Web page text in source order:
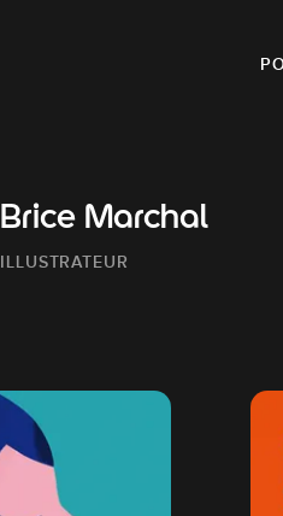
Brice Marchal
ILLUSTRATEUR